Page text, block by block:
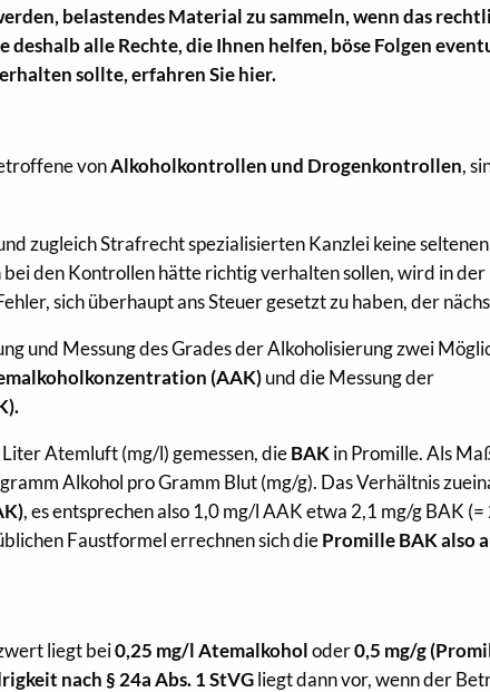
belastendes Material zu sammeln, wenn das
deshalb alle Rechte, die Ihnen helfen, böse Folgen
sollte, erfahren Sie hier.
vonAlkoholkontrollen und Drogenkontrollen,
zugleich Strafrecht spezialisierten Kanzlei keine
den Kontrollen hätte richtig verhalten sollen, wird in der
sich überhaupt ans Steuer gesetzt zu haben, der
und Messung des Grades der Alkoholisierung zwei
(AAK)und die Messung der
Atemluft (mg/l) gemessen, dieBAKin Promille. Als
Alkohol pro Gramm Blut (mg/g). Das Verhältnis
, es entsprechen also 1,0 mg/l AAK etwa 2,1 mg/g BAK (=
Faustformel errechnen sich diePromille BAK also
liegt bei0,25 mg/l Atemalkoholoder0,5 mg/g
nach § 24a Abs. 1 StVGliegt dann vor, wenn der